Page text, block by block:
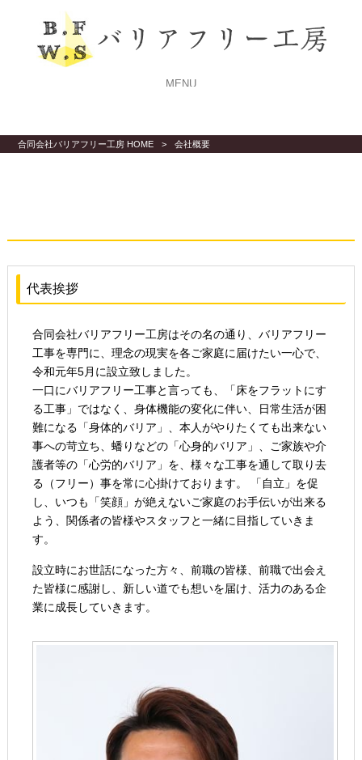
MENU
合同会社バリアフリー工房 HOME > 会社概要
代表挨拶
合同会社バリアフリー工房はその名の通り、バリアフリー
工事を専門に、理念の現実を各ご家庭に届けたい一心で、
令和元年5月に設立致しました。
一口にバリアフリー工事と言っても、「床をフラットにす
る工事」ではなく、身体機能の変化に伴い、日常生活が困
難になる「身体的バリア」、本人がやりたくても出来ない
事への苛立ち、蟠りなどの「心身的バリア」、ご家族や介
護者等の「心労的バリア」を、様々な工事を通して取り去
る（フリー）事を常に心掛けております。 「自立」を促
し、いつも「笑顔」が絶えないご家庭のお手伝いが出来る
よう、関係者の皆様やスタッフと一緒に目指していきま
す。
設立時にお世話になった方々、前職の皆様、前職で出会え
た皆様に感謝し、新しい道でも想いを届け、活力のある企
業に成長していきます。